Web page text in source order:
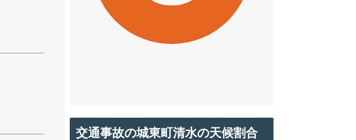
交通事故の城東町清水の天候割合